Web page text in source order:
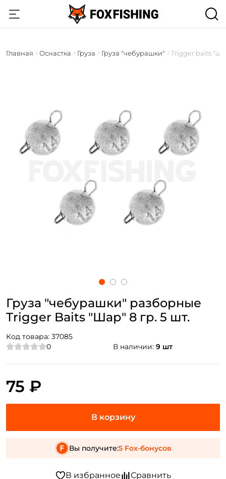
Главная Оснастка Груза Груза "чебурашки" Trigger baits
Груза "чебурашки" разборные
Trigger Baits "Шар" 8 гр. 5 шт.
Код товара: 37085
0
В наличии: 9 шт
75 ₽
Вы получите:5 Fox-бонусов